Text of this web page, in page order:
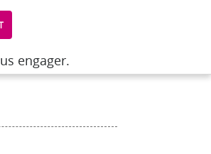
engager.
engager.